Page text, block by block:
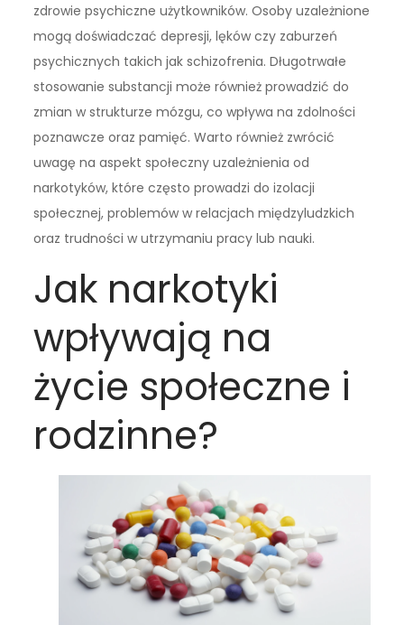
zdrowie psychiczne użytkowników. Osoby uzależnione
mogą doświadczać depresji, lęków czy zaburzeń
psychicznych takich jak schizofrenia. Długotrwałe
stosowanie substancji może również prowadzić do
zmian w strukturze mózgu, co wpływa na zdolności
poznawcze oraz pamięć. Warto również zwrócić
uwagę na aspekt społeczny uzależnienia od
narkotyków, które często prowadzi do izolacji
społecznej, problemów w relacjach międzyludzkich
oraz trudności w utrzymaniu pracy lub nauki.
Jak narkotyki
wpływają na
życie społeczne i
rodzinne?